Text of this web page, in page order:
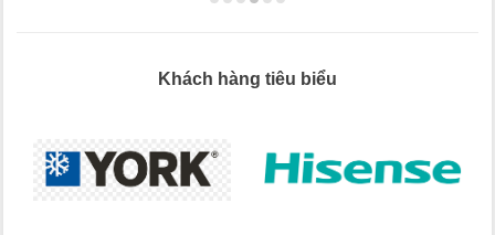
Khách hàng tiêu biểu